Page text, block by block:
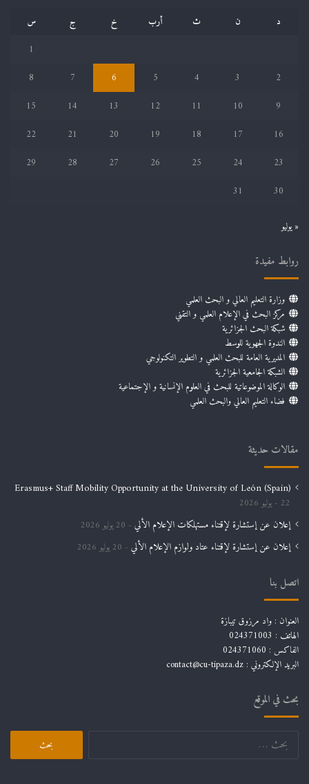
د
ن ث أرب خ ج
س
1
2
3
4
5
6
7
8
9
10
11
12
13
14
15
16
17
18
19
20
21
22
23
24
25
26
27
28
29
30
31
« يوليو
روابط مفيدة
وزارة التعليم العالي و البحث العلمي
مركز البحث في الإعلام العلمي و التقني
شبكة البحث الجزائرية
الندوة الجهوية للوسط
المديرية العامة للبحث العلمي و التطوير التكنولوجي
الشبكة الجامعية الجزائرية
الوكالة الموضوعاتية للبحث في العلوم الإنسانية و الإجتماعية
فضاء التعليم العالي والبحث العلمي
مقالات حديثة
Erasmus+ Staff Mobility Opportunity at the University of León (Spain)
22 يوليو 2026
إعلان عن إستشارة لإقتناء مستهلكات الإعلام الألي 20 يوليو 2026
إعلان عن إستشارة لإقتناء عتاد ولوازم الإعلام الألي 20 يوليو 2026
اتصل بنا
العنوان : واد مرزوق تيبازة
الهاتف : 024371003
الفاكس : 024371060
البريد الإلكتروني : contact@cu-tipaza.dz
بحث في الموقع
البحث